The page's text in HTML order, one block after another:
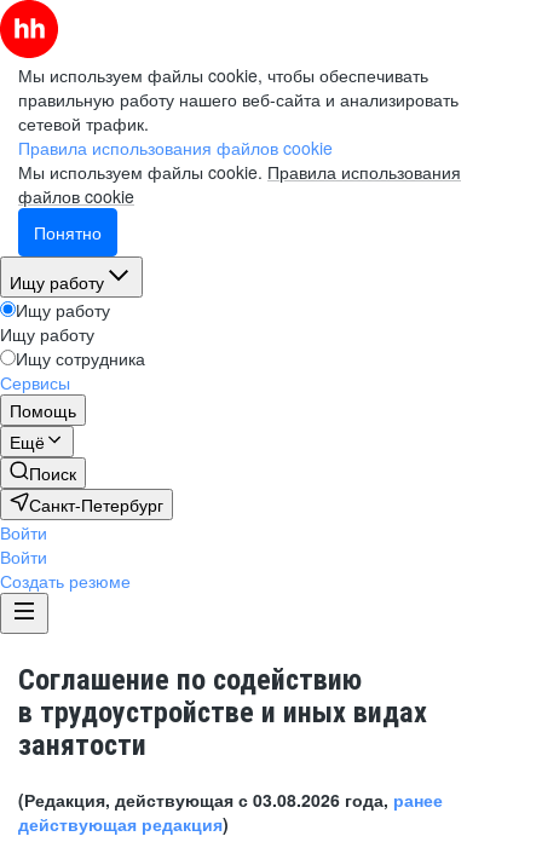
Мы используем файлы cookie, чтобы обеспечивать
правильную работу нашего веб-сайта и анализировать
сетевой трафик.
Правила использования файлов cookie
Мы используем файлы cookie. Правила использования
файлов cookie
Понятно
Ищу работу
Ищу работу
Ищу работу
Ищу сотрудника
Сервисы
Помощь
Ещё
Поиск
Санкт-Петербург
Войти
Войти
Создать резюме
Соглашение по содействию
в трудоустройстве и иных видах
занятости
(Редакция, действующая с 03.08.2026 года, ранее
действующая редакция)